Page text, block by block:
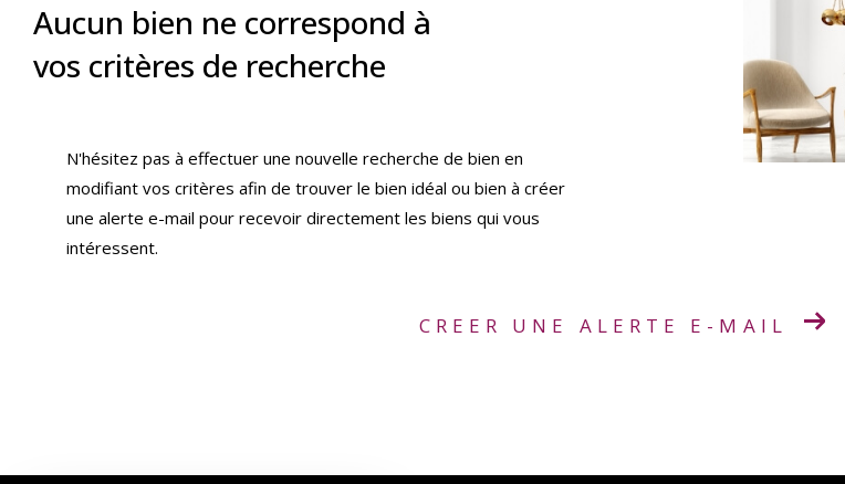
Aucun bien ne correspond à
vos critères de recherche
N'hésitez pas à effectuer une nouvelle recherche de bien en
modifiant vos critères afin de trouver le bien idéal ou bien à créer
une alerte e-mail pour recevoir directement les biens qui vous
intéressent.
CREER UNE ALERTE E-MAIL